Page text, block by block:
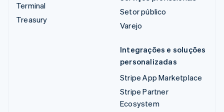
Terminal
Treasury
Setor público
Varejo
Integrações e soluções
personalizadas
Stripe App Marketplace
Stripe Partner
Ecosystem